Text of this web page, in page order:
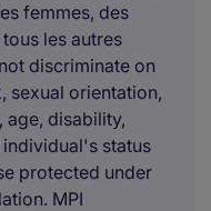
femmes, des
les autres
discriminate on
sexual orientation,
age, disability,
status
protected under
MPI